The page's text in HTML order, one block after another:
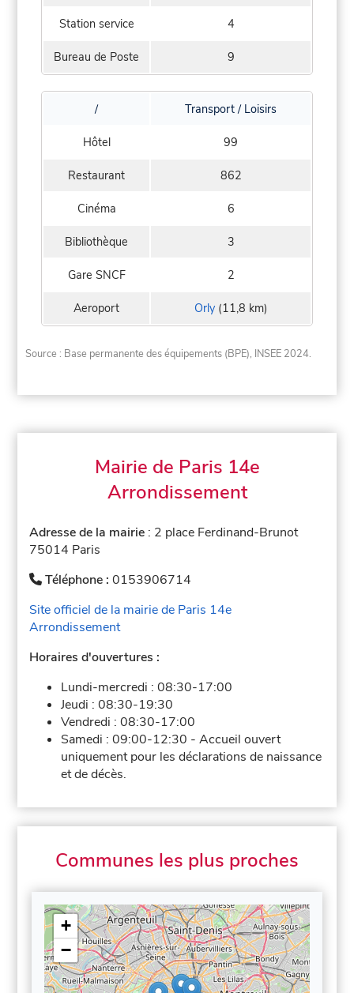
Station service 4
Bureau de Poste 9
/ Transport / Loisirs
Hôtel 99
Restaurant 862
Cinéma 6
Bibliothèque 3
Gare SNCF 2
Aeroport Orly(11,8 km)
Source : Base permanente des équipements (BPE), INSEE 2024.
Mairie de Paris 14e
Arrondissement
Adresse de la mairie : 2 place Ferdinand-Brunot
75014 Paris
Téléphone :0153906714
Site officiel de la mairie de Paris 14e
Arrondissement
Horaires d'ouvertures :
Lundi-mercredi :08:30-17:00
Jeudi :08:30-19:30
Vendredi :08:30-17:00
Samedi :09:00-12:30 -Accueil ouvert
uniquement pour les déclarations de naissance
et de décès.
Communes les plus proches
+
−